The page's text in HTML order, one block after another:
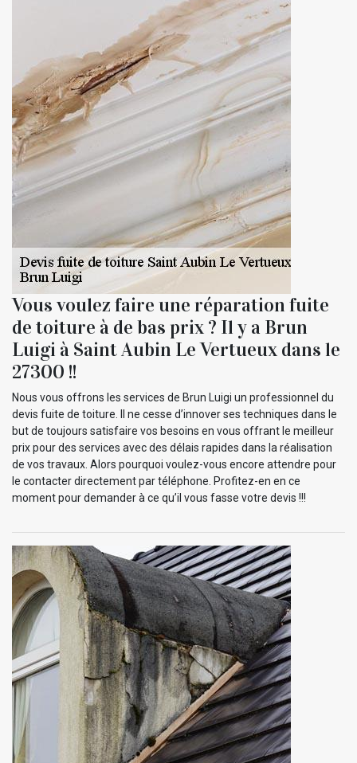
Vous voulez faire une réparation fuite
de toiture à de bas prix ? Il y a Brun
Luigi à Saint Aubin Le Vertueux dans le
27300 !!
Nous vous offrons les services de Brun Luigi un professionnel du
devis fuite de toiture. Il ne cesse d’innover ses techniques dans le
but de toujours satisfaire vos besoins en vous offrant le meilleur
prix pour des services avec des délais rapides dans la réalisation
de vos travaux. Alors pourquoi voulez-vous encore attendre pour
le contacter directement par téléphone. Profitez-en en ce
moment pour demander à ce qu’il vous fasse votre devis !!!